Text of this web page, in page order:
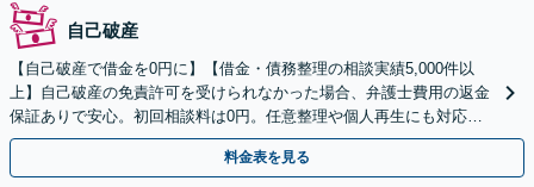
自己破産
【自己破産で借金を0円に】【借金・債務整理の相談実績5,000件以
上】自己破産の免責許可を受けられなかった場合、弁護士費用の返金
保証ありで安心。初回相談料は0円。任意整理や個人再生にも対応
【土日祝日・夜間も相談受付】【費用の分割払い可】
料金表を見る